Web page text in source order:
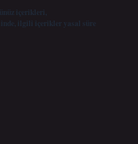
içerikleri,
ilgili içerikler yasal süre